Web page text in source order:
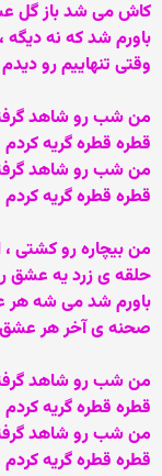
کاش می شد باز گل
باورم شد که نه
وقتی تنهاییم رو
من شب رو شاهد
قطره قطره گریه
من شب رو شاهد
قطره قطره گریه
من بیچاره رو کشتی ،
حلقه ی زرد یه عشق
باورم شد می شه هر
صحنه ی آخر هر
من شب رو شاهد
قطره قطره گریه
من شب رو شاهد
قطره قطره گریه